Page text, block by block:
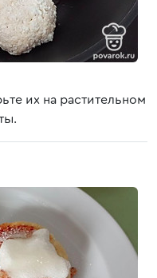
их на растительном